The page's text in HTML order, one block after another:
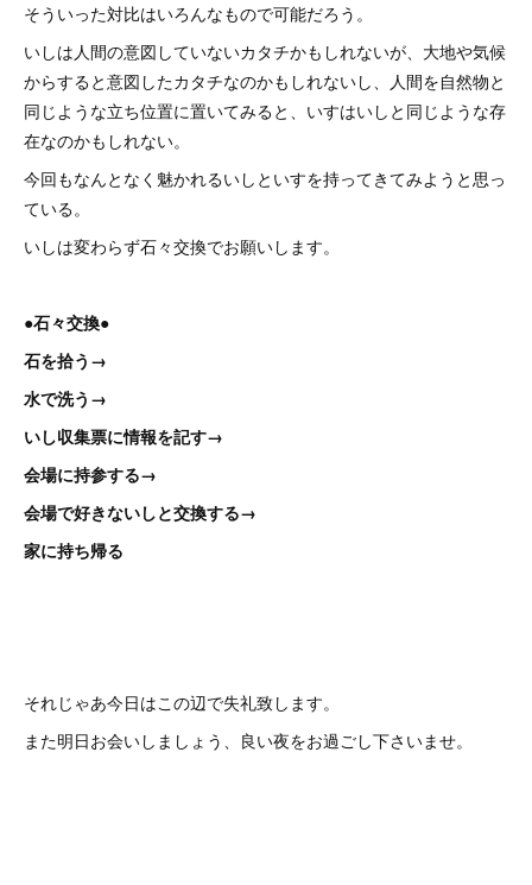
そういった対比はいろんなもので可能だろう。
いしは人間の意図していないカタチかもしれないが、大地や気候
からすると意図したカタチなのかもしれないし、人間を自然物と
同じような立ち位置に置いてみると、いすはいしと同じような存
在なのかもしれない。
今回もなんとなく魅かれるいしといすを持ってきてみようと思っ
ている。
いしは変わらず石々交換でお願いします。
●石々交換●
石を拾う→
水で洗う→
いし収集票に情報を記す→
会場に持参する→
会場で好きないしと交換する→
家に持ち帰る
それじゃあ今日はこの辺で失礼致します。
また明日お会いしましょう、良い夜をお過ごし下さいませ。